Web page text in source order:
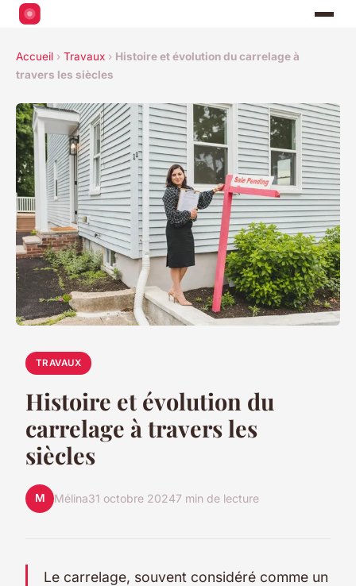
Accueil › Travaux › Histoire et évolution du carrelage à
travers les siècles
TRAVAUX
Histoire et évolution du
carrelage à travers les
siècles
M Mélina31 octobre 20247 min de lecture
Le carrelage, souvent considéré comme un